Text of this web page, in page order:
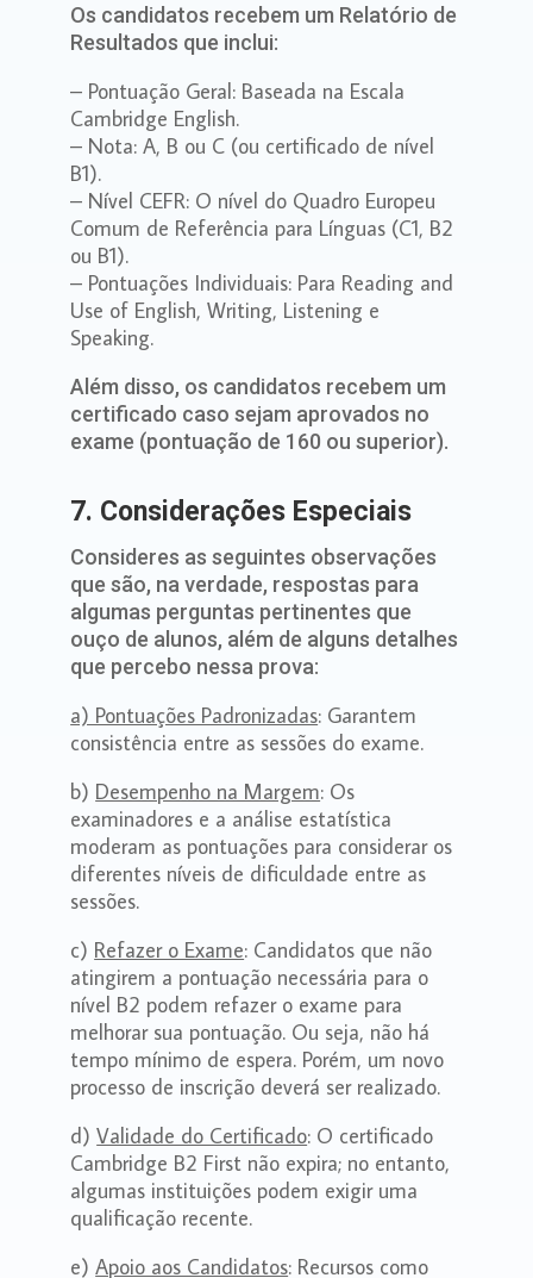
Os candidatos recebem um Relatório de
Resultados que inclui:
– Pontuação Geral: Baseada na Escala
Cambridge English.
– Nota: A, B ou C (ou certificado de nível
B1).
– Nível CEFR: O nível do Quadro Europeu
Comum de Referência para Línguas (C1, B2
ou B1).
– Pontuações Individuais: Para Reading and
Use of English, Writing, Listening e
Speaking.
Além disso, os candidatos recebem um
certificado caso sejam aprovados no
exame (pontuação de 160 ou superior).
7. Considerações Especiais
Consideres as seguintes observações
que são, na verdade, respostas para
algumas perguntas pertinentes que
ouço de alunos, além de alguns detalhes
que percebo nessa prova:
a) Pontuações Padronizadas: Garantem
consistência entre as sessões do exame.
b) Desempenho na Margem: Os
examinadores e a análise estatística
moderam as pontuações para considerar os
diferentes níveis de dificuldade entre as
sessões.
c) Refazer o Exame: Candidatos que não
atingirem a pontuação necessária para o
nível B2 podem refazer o exame para
melhorar sua pontuação. Ou seja, não há
tempo mínimo de espera. Porém, um novo
processo de inscrição deverá ser realizado.
d)Validade do Certificado: O certificado
Cambridge B2 First não expira; no entanto,
algumas instituições podem exigir uma
qualificação recente.
e)Apoio aos Candidatos: Recursos como